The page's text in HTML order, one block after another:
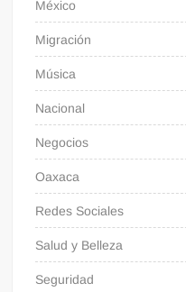
México
Migración
Música
Nacional
Negocios
Oaxaca
Redes Sociales
Salud y Belleza
Seguridad